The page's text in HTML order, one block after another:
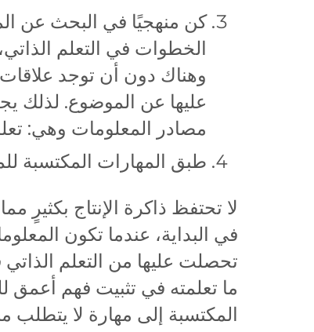
كن منهجيًا في البحث عن
الخطوات في التعلم
وهناك دون أن توجد
عليها عن الموضوع. لذلك
مصادر المعلومات وهي:
طبق المهارات المكتسبة
لا تحتفظ ذاكرة الإنتاج بكثيرٍ
في البداية، عندما تكون
تحصلت عليها من التعلم
ما تعلمته في تثبيت فهم أعمق
المكتسبة إلى مهارة لا يتطلب